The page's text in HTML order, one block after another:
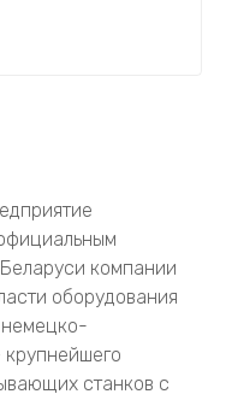
компании
оборудования
немецко-
крупнейшего
станков с